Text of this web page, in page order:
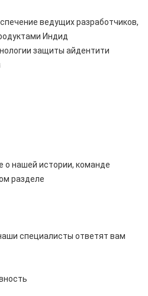
ведущих разработчиков,
Индид
защиты айдентити
о нашей истории, команде
разделе
специалисты ответят вам